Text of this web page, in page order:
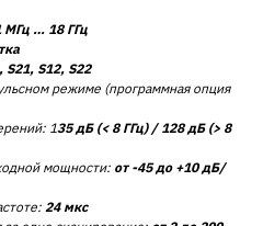
МГц … 18 ГГц
S21, S12, S22
режиме (программная опция
135 дБ (< 8 ГГц) / 128 дБ (> 8
мощности: от -45 до +10 дБ/
24 мкс